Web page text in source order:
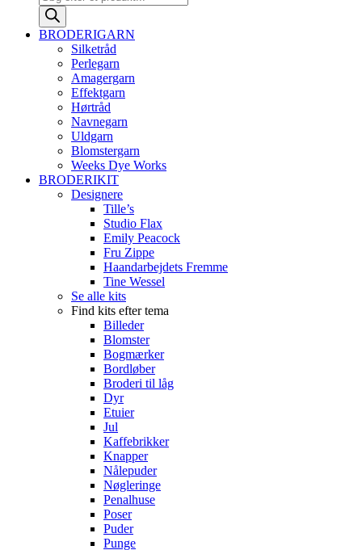
search
BRODERIGARN
Silketråd
Perlegarn
Amagergarn
Effektgarn
Hørtråd
Navnegarn
Uldgarn
Blomstergarn
Weeks Dye Works
BRODERIKIT
Designere
Tille’s
Studio Flax
Emily Peacock
Fru Zippe
Haandarbejdets Fremme
Tine Wessel
Se alle kits
Find kits efter tema
Billeder
Blomster
Bogmærker
Bordløber
Broderi til låg
Dyr
Etuier
Jul
Kaffebrikker
Knapper
Nålepuder
Nøgleringe
Penalhuse
Poser
Puder
Punge